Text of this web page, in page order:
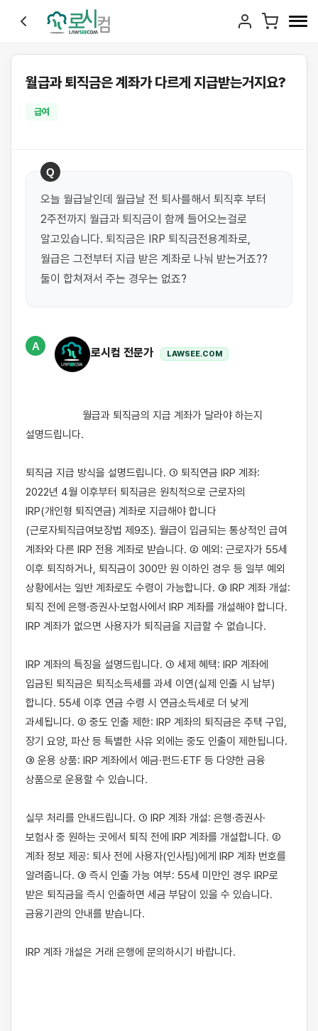
월급과 퇴직금은 계좌가 다르게 지급받는거지요?
급여
Q
오늘 월급날인데 월급날 전 퇴사를해서 퇴직후 부터
2주전까지 월급과 퇴직금이 함께 들어오는걸로
알고있습니다. 퇴직금은 IRP 퇴직금전용계좌로,
월급은 그전부터 지급 받은 계좌로 나눠 받는거죠??
둘이 합쳐져서 주는 경우는 없죠?
A
로시컴 전문가 LAWSEE.COM
설명드립니다.
퇴직금 지급 방식을 설명드립니다. ① 퇴직연금 IRP 계좌:
2022년 4월 이후부터 퇴직금은 원칙적으로 근로자의
IRP(개인형 퇴직연금) 계좌로 지급해야 합니다
(근로자퇴직급여보장법 제9조). 월급이 입금되는 통상적인 급여
계좌와 다른 IRP 전용 계좌로 받습니다. ② 예외: 근로자가 55세
이후 퇴직하거나, 퇴직금이 300만 원 이하인 경우 등 일부 예외
상황에서는 일반 계좌로도 수령이 가능합니다. ③ IRP 계좌 개설:
퇴직 전에 은행·증권사·보험사에서 IRP 계좌를 개설해야 합니다.
IRP 계좌가 없으면 사용자가 퇴직금을 지급할 수 없습니다.
IRP 계좌의 특징을 설명드립니다. ① 세제 혜택: IRP 계좌에
입금된 퇴직금은 퇴직소득세를 과세 이연(실제 인출 시 납부)
합니다. 55세 이후 연금 수령 시 연금소득세로 더 낮게
과세됩니다. ② 중도 인출 제한: IRP 계좌의 퇴직금은 주택 구입,
장기 요양, 파산 등 특별한 사유 외에는 중도 인출이 제한됩니다.
③ 운용 상품: IRP 계좌에서 예금·펀드·ETF 등 다양한 금융
상품으로 운용할 수 있습니다.
실무 처리를 안내드립니다. ① IRP 계좌 개설: 은행·증권사·
보험사 중 원하는 곳에서 퇴직 전에 IRP 계좌를 개설합니다. ②
계좌 정보 제공: 퇴사 전에 사용자(인사팀)에게 IRP 계좌 번호를
알려줍니다. ③ 즉시 인출 가능 여부: 55세 미만인 경우 IRP로
받은 퇴직금을 즉시 인출하면 세금 부담이 있을 수 있습니다.
금융기관의 안내를 받습니다.
IRP 계좌 개설은 거래 은행에 문의하시기 바랍니다.